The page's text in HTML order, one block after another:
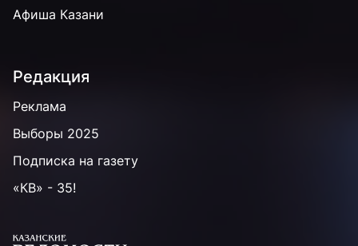
Афиша Казани
Редакция
Реклама
Выборы 2025
Подписка на газету
«КВ» - 35!